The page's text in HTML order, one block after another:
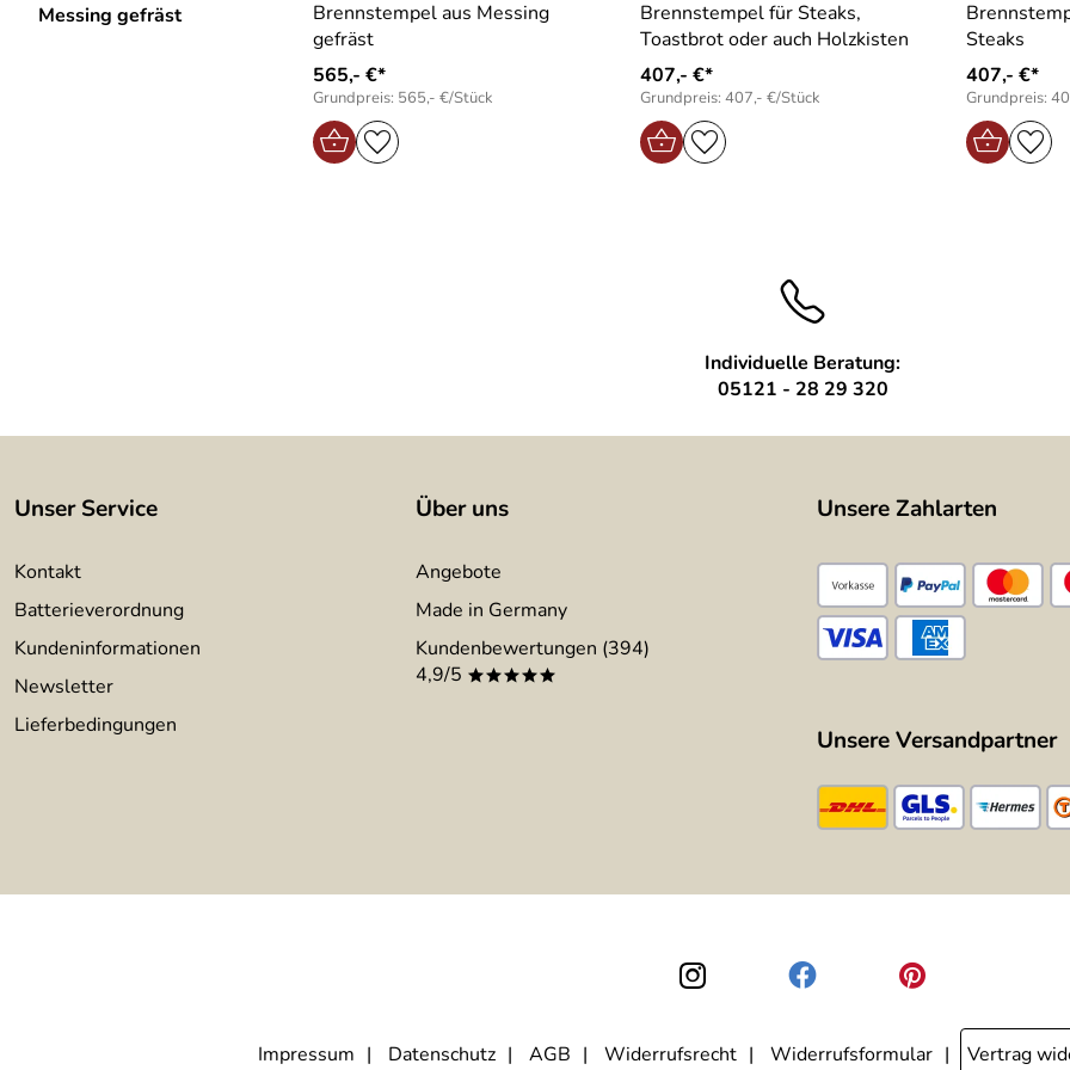
Messing gefräst
Brennstempel aus Messing
gefräst
565,- €*
Grundpreis: 565,- €/Stück
Brennstempel für Steaks,
Toastbrot oder auch Holzkisten
407,- €*
Grundpreis: 407,- €/Stück
Steaks
407,- €*
Grundpreis:
Individuelle Beratung:
05121 - 28 29 320
Unser Service
Kontakt
Batterieverordnung
Kundeninformationen
Newsletter
Lieferbedingungen
Über uns
Angebote
Made in Germany
Kundenbewertungen (394)
4,9/5 *****
Unsere Zahlarten
Unsere Versandpartner
Impressum Datenschutz AGB Widerrufsrecht Widerrufsformular Vertrag